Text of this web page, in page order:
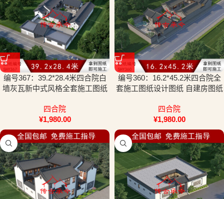
编号367：39.2*28.4米四合院白
墙灰瓦新中式风格全套施工图纸
四合院
¥1,980.00
编号360：16.2*45.2米四合院全
套施工图纸设计图纸 自建房图纸
四合院
¥1,980.00